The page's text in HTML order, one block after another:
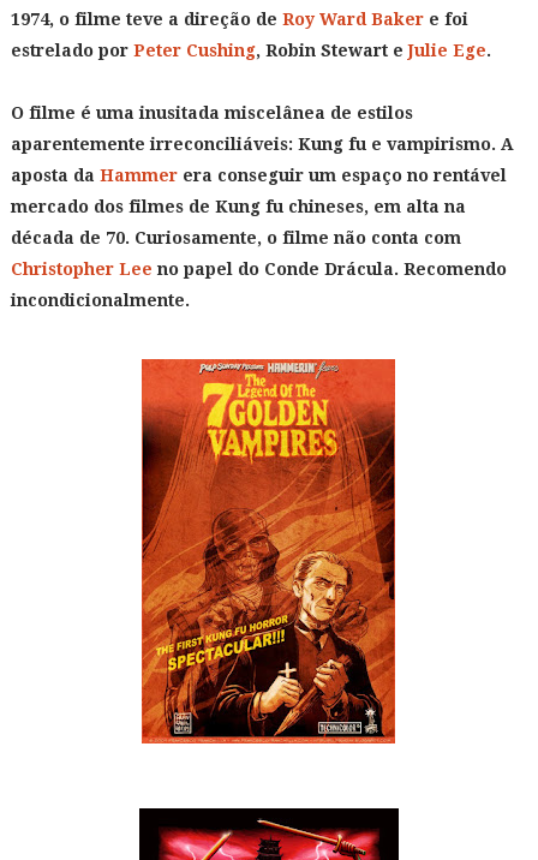
1974, o filme teve a direção de Roy Ward Bakere foi
estrelado por Peter Cushing, Robin Stewart eJulie Ege.
O filme é uma inusitada miscelânea de estilos
aparentemente irreconciliáveis: Kung fu e vampirismo. A
aposta da Hammerera conseguir um espaço no rentável
mercado dos filmes de Kung fu chineses, em alta na
década de 70. Curiosamente, o filme não conta com
Christopher Lee no papel do Conde Drácula. Recomendo
incondicionalmente.